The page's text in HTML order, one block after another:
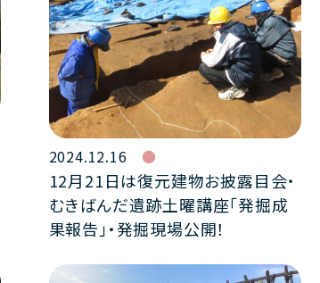
2024.12.16
12月21日は復元建物お披露目会・
むきばんだ遺跡土曜講座「発掘成
果報告」・発掘現場公開！